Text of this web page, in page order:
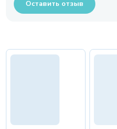
Оставить отзыв